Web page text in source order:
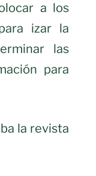
a los
izar la
las
para
la revista